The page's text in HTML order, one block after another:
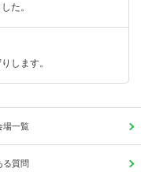
た。
します。
場一覧
る質問